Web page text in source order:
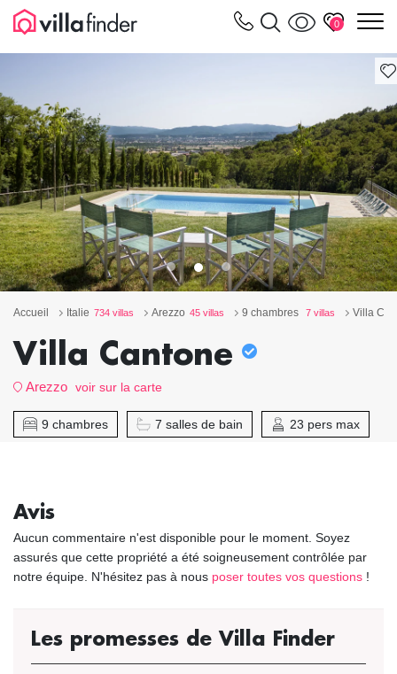
0
Accueil Italie 734 villas Arezzo 45 villas 9 chambres 7 villas Villa
Villa Cantone
Arezzo voir sur la carte
9 chambres 7 salles de bain 23 pers max
Avis
Aucun commentaire n'est disponible pour le moment. Soyez
assurés que cette propriété a été soigneusement contrôlée par
notre équipe. N'hésitez pas à nous poser toutes vos questions !
Les promesses de Villa Finder
Vos paramètres de cookies